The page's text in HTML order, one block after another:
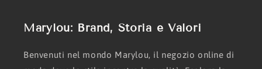
Marylou: Brand, Storia e Valori
Benvenuti nel mondo Marylou, il negozio online di